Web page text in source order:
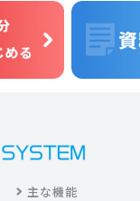
主な機能